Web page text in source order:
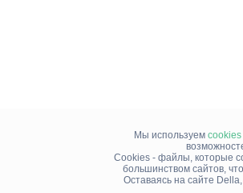
Мы используем cookies
Cookies - файлы, которые
большинством сайтов,
Оставаясь на сайте